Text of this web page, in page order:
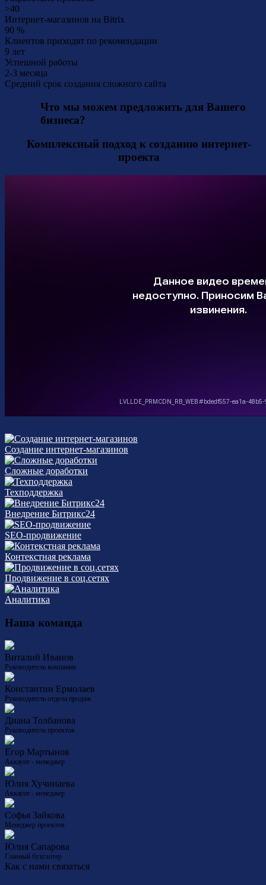
>40
Интернет-магазинов на Bitrix
90 %
Клиентов приходят по рекомендации
9 лет
Успешной работы
2-3 месяца
Средний срок создания сложного сайта
Что мы можем предложить для Вашего
бизнеса?
Комплексный подход к созданию интернет-
проекта
Создание интернет-магазинов
Сложные доработки
Техподдержка
Внедрение Битрикс24
SEO-продвижение
Контекстная реклама
Продвижение в соц.сетях
Аналитика
Наша команда
Виталий Иванов
Руководитель компании
Константин Ермолаев
Руководитель отдела продаж
Диана Толбанова
Руководитель проектов
Егор Мартынов
Аккаунт - менеджер
Юлия Хучинаева
Аккаунт - менеджер
Софья Зайкова
Менеджер проектов
Юлия Сапарова
Главный бухгалтер
Как с нами связаться